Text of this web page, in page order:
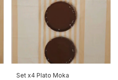
Set x4 Plato Moka